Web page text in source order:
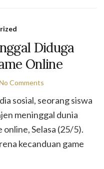
Diduga
Online
Comments
sosial, seorang siswa
meninggal dunia
Selasa (25/5).
kecanduan game